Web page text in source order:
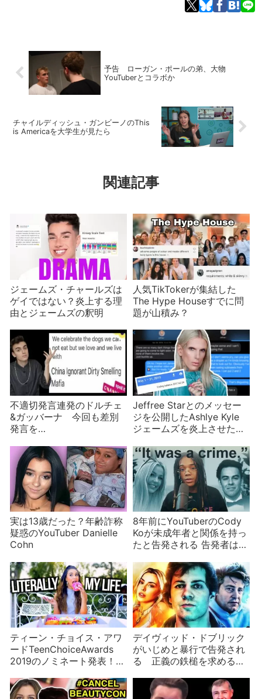
予告 ローガン・ポールの弟、大物
YouTuberとコラボか
チャイルディッシュ・ガンビーノのThis
is Americaを大学生が見たら
関連記事
ジェームズ・チャールズは
ゲイではない？炎上する理
由とジェームズの釈明
人気TikTokerが集結した
The Hype Houseすでに問
題が山積み？
不適切発言連発のドルチェ
&ガッバーナ 今回も差別
発言を…
Jeffree Starとのメッセー
ジを公開したAshlye Kyle
ジェームズを炎上させたの
実は13歳だった？年齢詐称
疑惑のYouTuber Danielle
Cohn
8年前にYouTuberのCody
Koが未成年者と関係を持っ
たと告発される 告発者は炎
ティーン・チョイス・アワ
ードTeenChoiceAwards
2019のノミネート発表！
デイヴィッド・ドブリック
がいじめと暴行で告発され
る 正義の鉄槌を求める
YouTuberとメディア